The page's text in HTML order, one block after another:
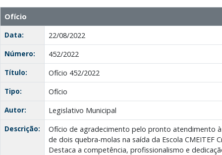
Ofício
Data:
22/08/2022
Número:
452/2022
Título:
Ofício 452/2022
Tipo:
Ofício
Autor:
Legislativo Municipal
Descrição:
Ofício de agradecimento pelo pronto atendimento
de dois quebra-molas na saída da Escola CMEITEF
Destaca a competência, profissionalismo e